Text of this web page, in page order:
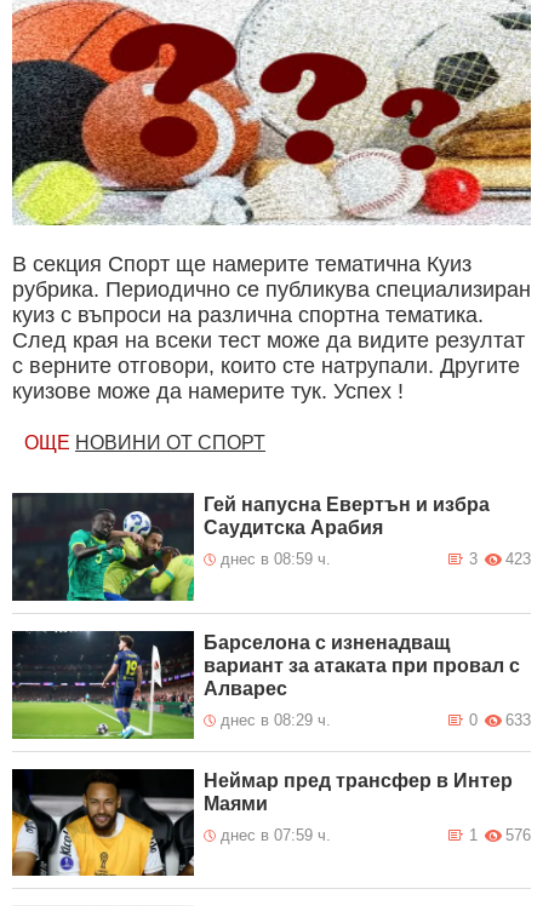
В секция Спорт ще намерите тематична Куиз
рубрика. Периодично се публикува специализиран
куиз с въпроси на различна спортна тематика.
След края на всеки тест може да видите резултат
с верните отговори, които сте натрупали. Другите
куизове може да намерите тук. Успех !
ОЩЕ НОВИНИ ОТ СПОРТ
Гей напусна Евертън и избра
Саудитска Арабия
днес в 08:59 ч. 423
3
Барселона с изненадващ
вариант за атаката при провал с
Алварес
днес в 08:29 ч. 633
0
Неймар пред трансфер в Интер
Маями
днес в 07:59 ч. 576
1